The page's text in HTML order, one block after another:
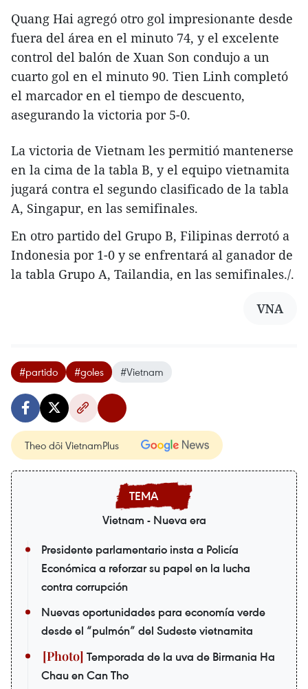
Quang Hai agregó otro gol impresionante desde
fuera del área en el minuto 74, y el excelente
control del balón de Xuan Son condujo a un
cuarto gol en el minuto 90. Tien Linh completó
el marcador en el tiempo de descuento,
asegurando la victoria por 5-0.
La victoria de Vietnam les permitió mantenerse
en la cima de la tabla B, y el equipo vietnamita
jugará contra el segundo clasificado de la tabla
A, Singapur, en las semifinales.
En otro partido del Grupo B, Filipinas derrotó a
Indonesia por 1-0 y se enfrentará al ganador de
la tabla Grupo A, Tailandia, en las semifinales./.
VNA
#partido #goles #Vietnam
Theo dõi VietnamPlus
Vietnam - Nueva era
Presidente parlamentario insta a Policía
Económica a reforzar su papel en la lucha
contra corrupción
Nuevas oportunidades para economía verde
desde el “pulmón” del Sudeste vietnamita
Temporada de la uva de Birmania Ha
Chau en Can Tho